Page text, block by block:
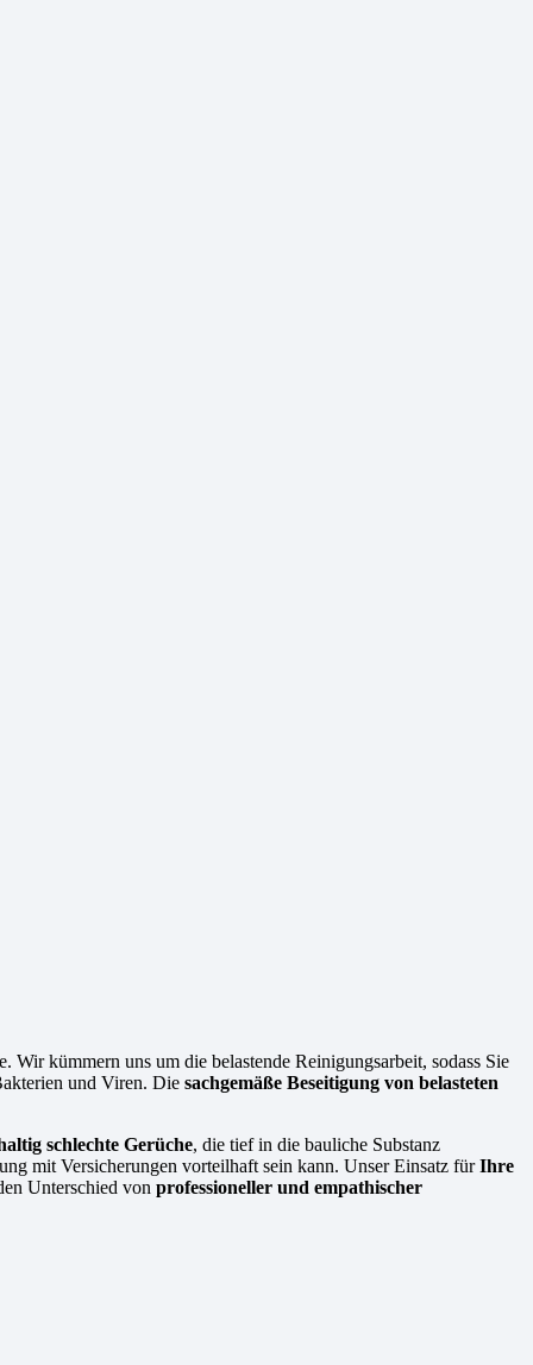
kümmern uns um die belastende Reinigungsarbeit, sodass Sie
und Viren. Die sachgemäße Beseitigung von belasteten
schlechte Gerüche, die tief in die bauliche Substanz
mit Versicherungen vorteilhaft sein kann. Unser Einsatz fürIhre
Unterschied von professioneller und empathischer